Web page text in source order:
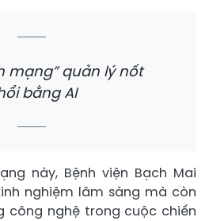
mạng” quản lý nốt
bằng AI
này, Bệnh viện Bạch Mai
nghiệm lâm sàng mà còn
công nghệ trong cuộc chiến